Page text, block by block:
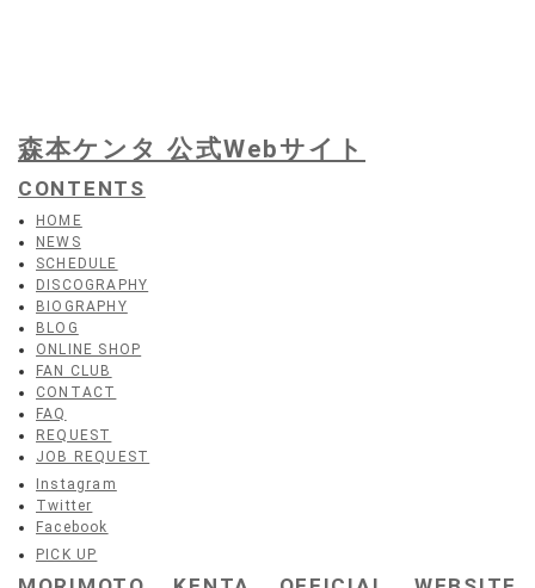
森本ケンタ 公式Webサイト
CONTENTS
HOME
NEWS
SCHEDULE
DISCOGRAPHY
BIOGRAPHY
BLOG
ONLINE SHOP
FAN CLUB
CONTACT
FAQ
REQUEST
JOB REQUEST
Instagram
Twitter
Facebook
PICK UP